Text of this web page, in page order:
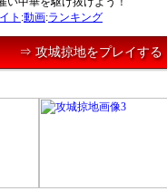
ト :動画:ランキング
⇒ 攻城掠地をプレイする